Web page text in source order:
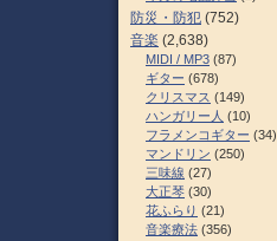
防災・防犯 (752)
音楽 (2,638)
MIDI / MP3 (87)
ギター (678)
クリスマス (149)
ハンガリー人 (10)
フラメンコギター (34)
マンドリン (250)
三味線 (27)
大正琴 (30)
花ふらり (21)
音楽療法 (356)